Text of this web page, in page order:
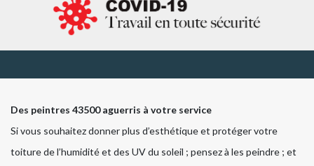
Des peintres 43500 aguerris à votre service
Si vous souhaitez donner plus d’esthétique et protéger votre
toiture de l’humidité et des UV du soleil ; pensez à les peindre ; et